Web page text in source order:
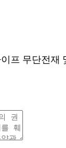
프 무단전재